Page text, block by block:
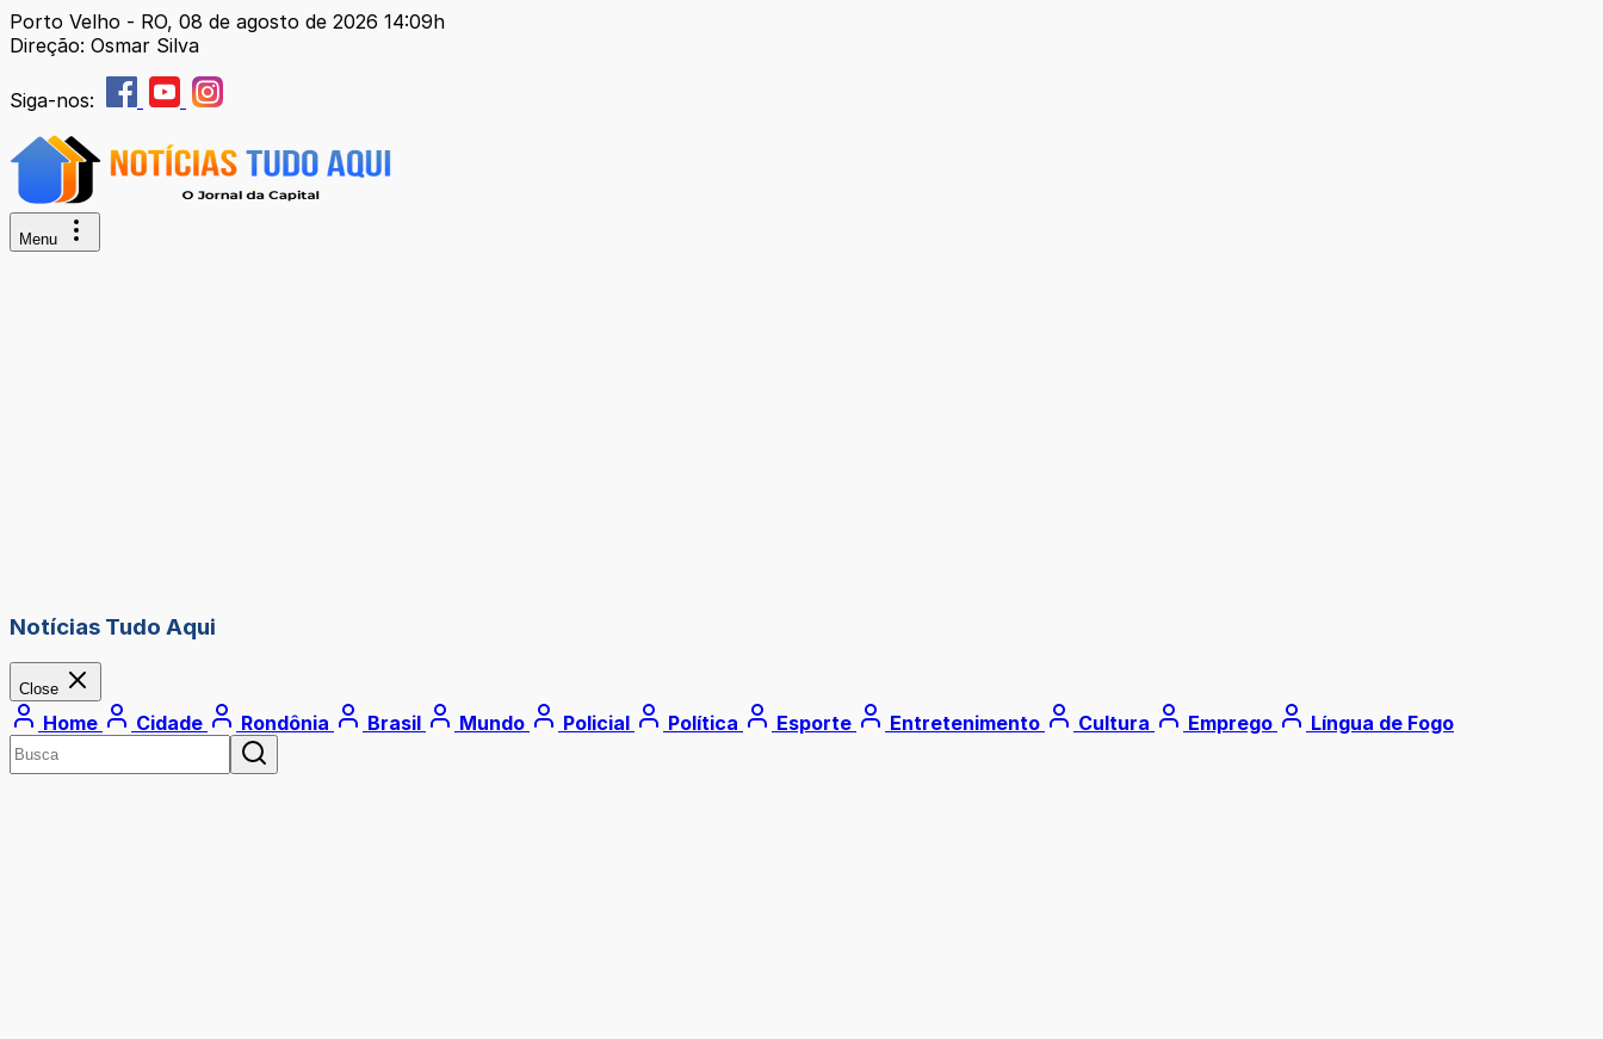
Porto Velho - RO, 08 de agosto de 2026 14:09h
Direção: Osmar Silva
Siga-nos:
Menu
Notícias Tudo Aqui
Close
Home Cidade Rondônia Brasil Mundo Policial Política Esporte Entretenimento Cultura Emprego Língua de Fogo